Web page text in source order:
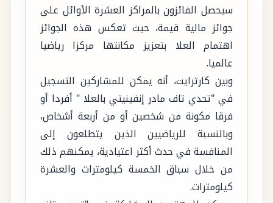
سيحصل الفائزون بالمراكز العشرة الأوائل على
جوائز مالية قيمة، حيث تعكس هذه الجوائز
اهتمام العلا بتعزيز مكانتها مركزا رياضيا
عالميا.
وبين كارترايت، أنه يمكن للمشاركين التسجيل
في "تحدي تاف مادر إنفينيتي بالعلا " أفردا أو
فرقا مكونة من شخصين أو من أربعة أشخاص،
وبالنسبة للرياضيين الذين يتطلعون إلى
المنافسة في حدث أكثر اعتيادية، يمكنهم ذلك
من خلال سباق الخمسة كيلومترات والعشرة
كيلومترات.